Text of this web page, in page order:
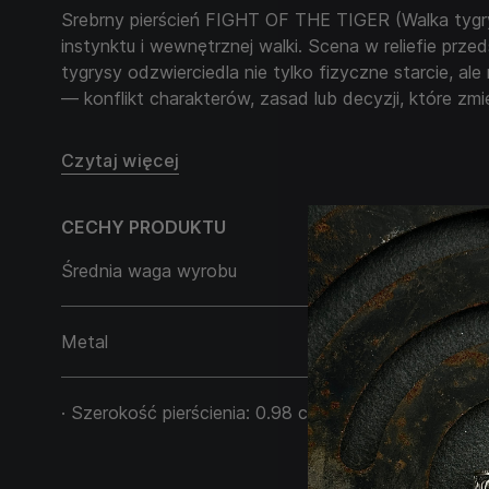
Srebrny pierścień FIGHT OF THE TIGER (Walka
instynktu i wewnętrznej walki. Scena w reliefie
tygrysy odzwierciedla nie tylko fizyczne starcie, ale
— konflikt charakterów, zasad lub decyzji, które
Ten męski pierścień to opowieść o energii, którą się
ukierunkowuje. FIGHT OF THE TIGER wybiera
przed wyzwaniami, lecz staje do walki z otwartymi
którzy nie boją się intensywności, znają swoją siłę
Czytaj więcej
CECHY PRODUKTU
Średnia waga wyrobu
11,50 g
Metal Srebro 925
· Szerokość pierścienia: 0.98 cm